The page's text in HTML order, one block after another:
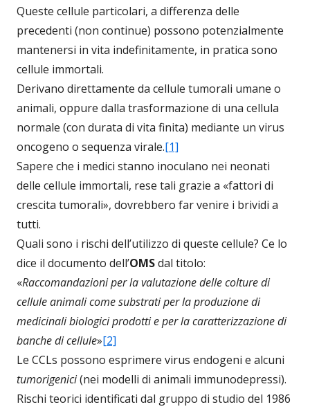
Queste cellule particolari, a differenza delle
precedenti (non continue) possono potenzialmente
mantenersi in vita indefinitamente, in pratica sono
cellule immortali.
Derivano direttamente da cellule tumorali umane o
animali, oppure dalla trasformazione di una cellula
normale (con durata di vita finita) mediante un virus
oncogeno o sequenza virale.[1]
Sapere che i medici stanno inoculano nei neonati
delle cellule immortali, rese tali grazie a «fattori di
crescita tumorali», dovrebbero far venire i brividi a
tutti.
Quali sono i rischi dell’utilizzo di queste cellule? Ce lo
dice il documento dell’OMSdal titolo:
«Raccomandazioni per la valutazione delle colture di
cellule animali come substrati per la produzione di
medicinali biologici prodotti e per la caratterizzazione di
banche di cellule»[2]
Le CCLs possono esprimere virus endogeni e alcuni
tumorigenici(nei modelli di animali immunodepressi).
Rischi teorici identificati dal gruppo di studio del 1986